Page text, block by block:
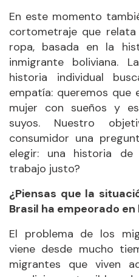
En este momento
cortometraje que
ropa, basada en la
inmigrante boliviana.
historia individual
empatía: queremos que
mujer con sueños y
suyos. Nuestro
consumidor una
elegir: una historia
trabajo justo?
¿Piensas que la
Brasil ha empeorado
El problema de los
viene desde mucho
migrantes que viven